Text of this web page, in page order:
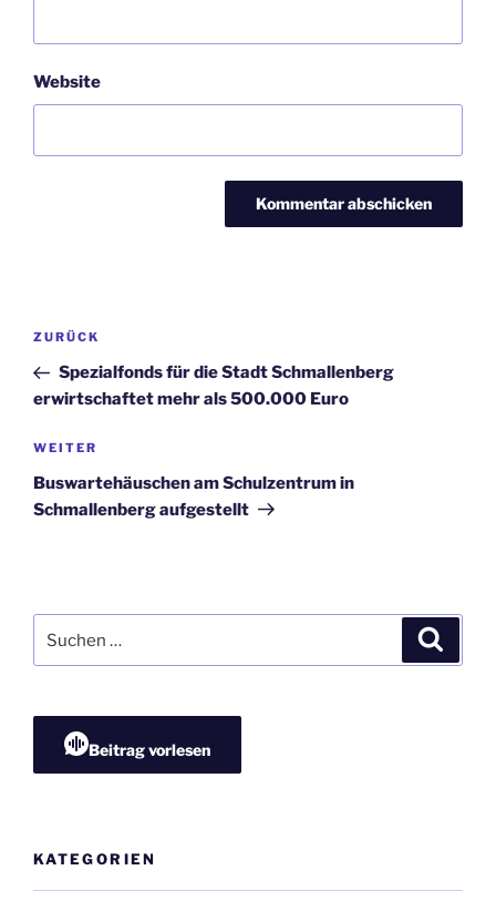
Website
Beitragsnavigation
Vorheriger
Beitrag
ZURÜCK
Spezialfonds für die Stadt Schmallenberg
erwirtschaftet mehr als 500.000 Euro
Nächster
Beitrag
WEITER
Buswartehäuschen am Schulzentrum in
Schmallenberg aufgestellt
nach:
Beitrag vorlesen
KATEGORIEN